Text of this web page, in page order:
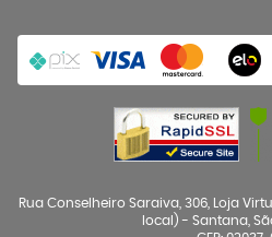
Rua Conselheiro Saraiva, 306, Loja
local) - Santana,